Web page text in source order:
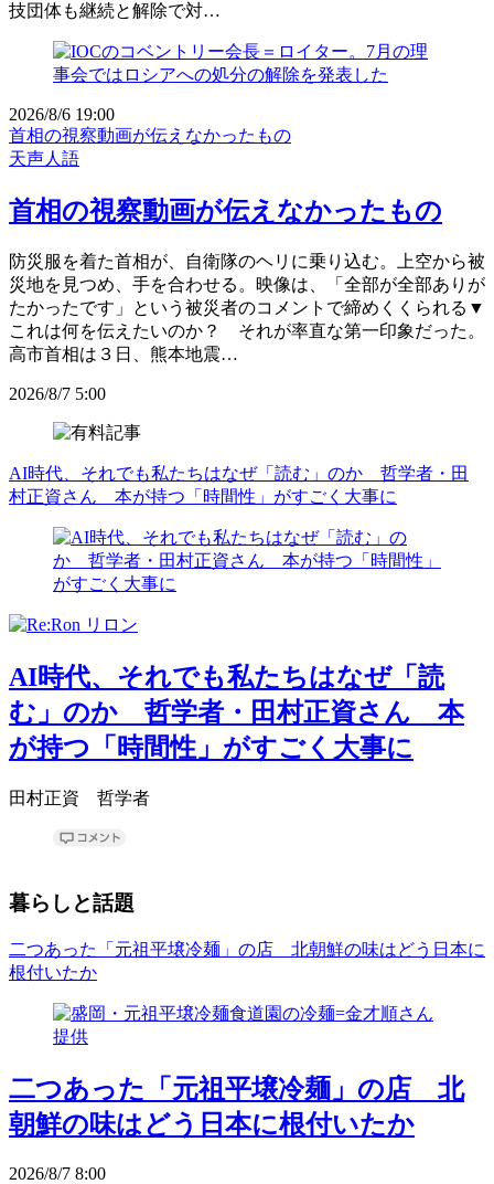
技団体も継続と解除で対…
2026/8/6 19:00
首相の視察動画が伝えなかったもの
天声人語
首相の視察動画が伝えなかったもの
防災服を着た首相が、自衛隊のヘリに乗り込む。上空から被
災地を見つめ、手を合わせる。映像は、「全部が全部ありが
たかったです」という被災者のコメントで締めくくられる▼
これは何を伝えたいのか？ それが率直な第一印象だった。
高市首相は３日、熊本地震…
2026/8/7 5:00
AI時代、それでも私たちはなぜ「読む」のか 哲学者・田
村正資さん 本が持つ「時間性」がすごく大事に
AI時代、それでも私たちはなぜ「読
む」のか 哲学者・田村正資さん 本
が持つ「時間性」がすごく大事に
田村正資 哲学者
暮らしと話題
二つあった「元祖平壌冷麺」の店 北朝鮮の味はどう日本に
根付いたか
二つあった「元祖平壌冷麺」の店 北
朝鮮の味はどう日本に根付いたか
2026/8/7 8:00